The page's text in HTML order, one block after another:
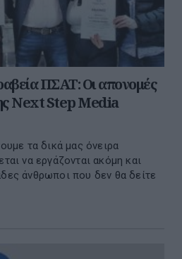
ΠΣΑΤ: Οι απονομές
Next Step Media
τα δικά μας όνειρα
να εργάζονται ακόμη και
άνθρωποι που δεν θα δείτε